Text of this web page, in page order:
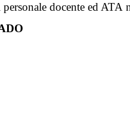
personale docente ed